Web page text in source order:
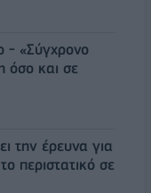
- «Σύγχρονο
όσο και σε
την έρευνα για
περιστατικό σε